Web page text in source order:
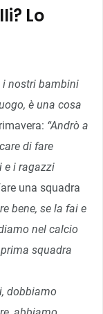
Lo
i nostri bambini
è una cosa
“Andrò a
di fare
e i ragazzi
una squadra
bene, se la fai e
nel calcio
squadra
dobbiamo